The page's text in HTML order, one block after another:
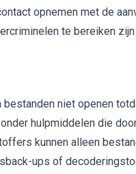
opnemen met de
te bereiken
bestanden niet openen
hulpmiddelen die
kunnen alleen
ups of